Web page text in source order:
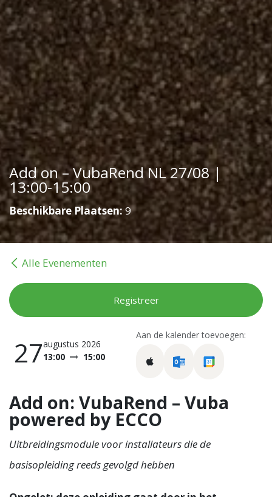
Add on – VubaRend NL 27/08 |
13:00-15:00
Beschikbare Plaatsen: 9
Alle Evenementen
Registreer
27augustus 2026
13:00
15:00
Aan de kalender toevoegen:
Add on: VubaRend – Vuba
powered by ECCO
Uitbreidingsmodule voor installateurs die de
basisopleiding reeds gevolgd hebben